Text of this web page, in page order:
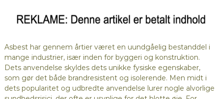
Asbest har gennem årtier været en uundgåelig bestanddel i
mange industrier, især inden for byggeri og konstruktion.
Dets anvendelse skyldes dets unikke fysiske egenskaber,
som gør det både brandresistent og isolerende. Men midt i
dets popularitet og udbredte anvendelse lurer nogle alvorlige